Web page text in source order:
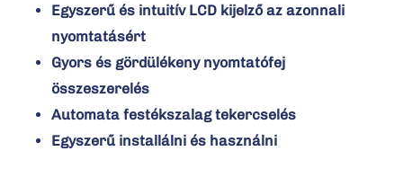
Egyszerű és intuitív LCD kijelző az azonnali
nyomtatásért
Gyors és gördülékeny nyomtatófej
összeszerelés
Automata festékszalag tekercselés
Egyszerű installálni és használni